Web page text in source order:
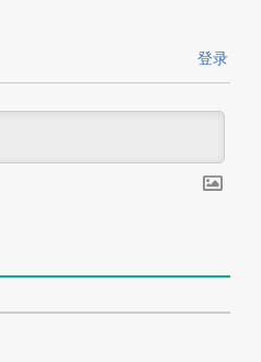
登录